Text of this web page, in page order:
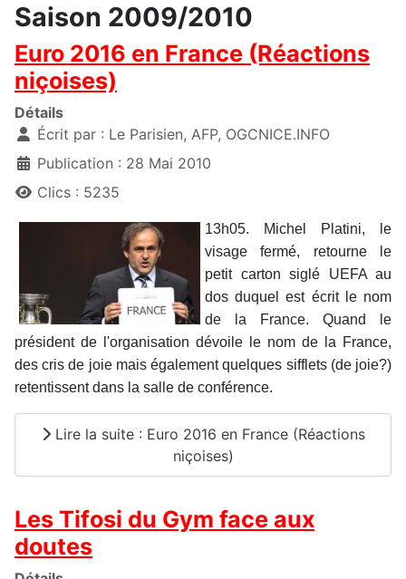
Saison 2009/2010
Euro 2016 en France (Réactions
niçoises)
Détails
Écrit par : Le Parisien, AFP, OGCNICE.INFO
Publication : 28 Mai 2010
Clics : 5235
13h05. Michel Platini, le
visage fermé, retourne le
petit carton siglé UEFA au
dos duquel est écrit le nom
de la France. Quand le
président de l'organisation dévoile le nom de la France,
des cris de joie mais également quelques sifflets (de joie?)
retentissent dans la salle de conférence.
Lire la suite : Euro 2016 en France (Réactions
niçoises)
Les Tifosi du Gym face aux
doutes